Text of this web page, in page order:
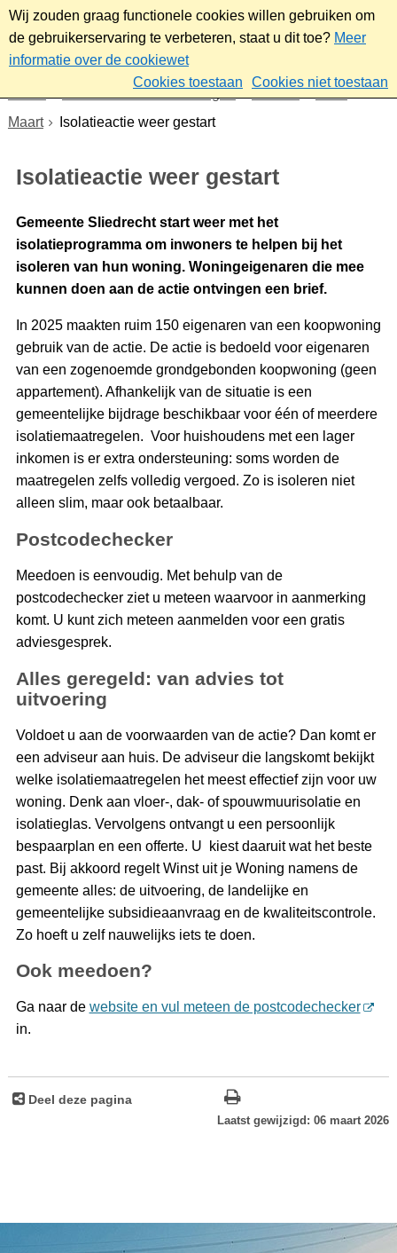
Wij zouden graag functionele cookies willen gebruiken om
de gebruikerservaring te verbeteren, staat u dit toe? Meer
informatie over de cookiewet
Cookies toestaan
Cookies niet toestaan
Nieuws & bekendmakingen Nieuws
2026
Maart
Isolatieactie weer gestart
Isolatieactie weer gestart
Gemeente Sliedrecht start weer met het
isolatieprogramma om inwoners te helpen bij het
isoleren van hun woning. Woningeigenaren die mee
kunnen doen aan de actie ontvingen een brief.
In 2025 maakten ruim 150 eigenaren van een koopwoning
gebruik van de actie. De actie is bedoeld voor eigenaren
van een zogenoemde grondgebonden koopwoning (geen
appartement). Afhankelijk van de situatie is een
gemeentelijke bijdrage beschikbaar voor één of meerdere
isolatiemaatregelen. Voor huishoudens met een lager
inkomen is er extra ondersteuning: soms worden de
maatregelen zelfs volledig vergoed. Zo is isoleren niet
alleen slim, maar ook betaalbaar.
Postcodechecker
Meedoen is eenvoudig. Met behulp van de
postcodechecker ziet u meteen waarvoor in aanmerking
komt. U kunt zich meteen aanmelden voor een gratis
adviesgesprek.
Alles geregeld: van advies tot
uitvoering
Voldoet u aan de voorwaarden van de actie? Dan komt er
een adviseur aan huis. De adviseur die langskomt bekijkt
welke isolatiemaatregelen het meest effectief zijn voor uw
woning. Denk aan vloer-, dak- of spouwmuurisolatie en
isolatieglas. Vervolgens ontvangt u een persoonlijk
bespaarplan en een offerte. U kiest daaruit wat het beste
past. Bij akkoord regelt Winst uit je Woning namens de
gemeente alles: de uitvoering, de landelijke en
gemeentelijke subsidieaanvraag en de kwaliteitscontrole.
Zo hoeft u zelf nauwelijks iets te doen.
Ook meedoen?
Ga naar de website en vul meteen de postcodechecker
in.
Deel deze pagina
Laatst gewijzigd: 06 maart 2026